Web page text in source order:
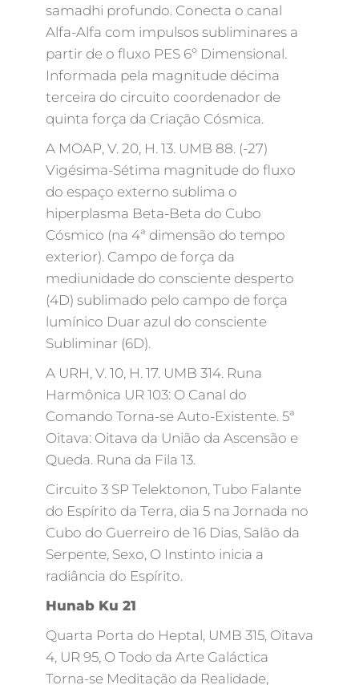
samadhi profundo. Conecta o canal
Alfa-Alfa com impulsos subliminares a
partir de o fluxo PES 6º Dimensional.
Informada pela magnitude décima
terceira do circuito coordenador de
quinta força da Criação Cósmica.
A MOAP, V. 20, H. 13. UMB 88. (-27)
Vigésima-Sétima magnitude do fluxo
do espaço externo sublima o
hiperplasma Beta-Beta do Cubo
Cósmico (na 4ª dimensão do tempo
exterior). Campo de força da
mediunidade do consciente desperto
(4D) sublimado pelo campo de força
lumínico Duar azul do consciente
Subliminar (6D).
A URH, V. 10, H. 17. UMB 314. Runa
Harmônica UR 103: O Canal do
Comando Torna-se Auto-Existente. 5ª
Oitava: Oitava da União da Ascensão e
Queda. Runa da Fila 13.
Circuito 3 SP Telektonon, Tubo Falante
do Espírito da Terra, dia 5 na Jornada no
Cubo do Guerreiro de 16 Dias, Salão da
Serpente, Sexo, O Instinto inicia a
radiância do Espírito.
Hunab Ku 21
Quarta Porta do Heptal, UMB 315, Oitava
4, UR 95, O Todo da Arte Galáctica
Torna-se Meditação da Realidade,